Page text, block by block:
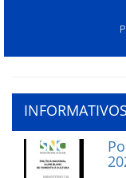
INFORMATIVOS